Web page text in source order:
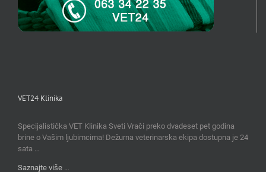
VET24 Klinika
Specijalistička VET Klinika Sveti Vrači preko dvadeset pet godina
brine o Vašim ljubimcima! Dežurna veterinarska ekipa dostupna je 24
sata …
Saznajte više …